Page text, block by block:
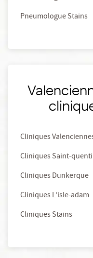
Pneumologue Stains
Cliniques
Cliniques Saint-
Cliniques Dunkerque
Cliniques L’isle-adam
Cliniques Stains